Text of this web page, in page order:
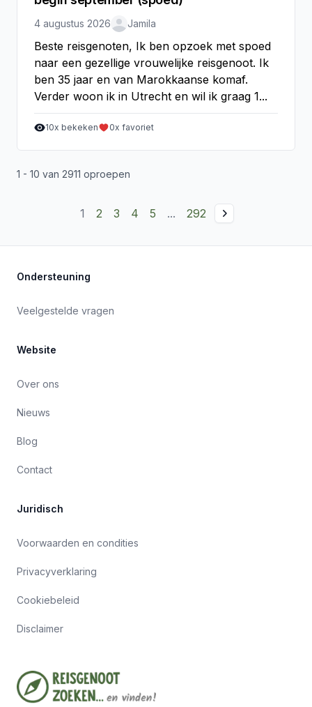
4 augustus 2026 Jamila
Beste reisgenoten, Ik ben opzoek met spoed
naar een gezellige vrouwelijke reisgenoot. Ik
ben 35 jaar en van Marokkaanse komaf.
Verder woon ik in Utrecht en wil ik graag 1...
10x bekeken 0x favoriet
1 - 10 van 2911 oproepen
1 2 3 4 5 ... 292
Ondersteuning
Veelgestelde vragen
Website
Over ons
Nieuws
Blog
Contact
Juridisch
Voorwaarden en condities
Privacyverklaring
Cookiebeleid
Disclaimer